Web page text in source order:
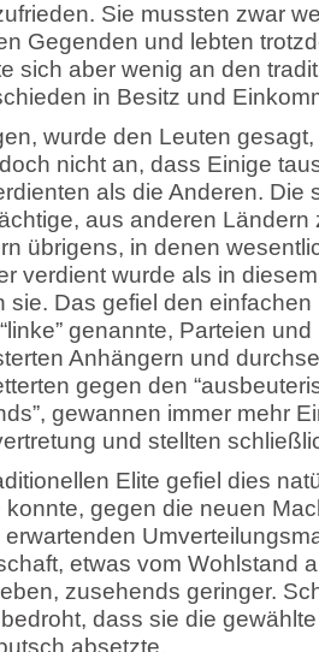
Sie mussten zwar
Gegenden und lebten
sich aber wenig an den
in Besitz und
wurde den Leuten
nicht an, dass Einige
als die Anderen. Die
aus anderen
übrigens, in denen
verdient wurde als in
sie. Das gefiel den
genannte, Parteien
Anhängern und
gegen den
gewannen immer mehr
und stellten
Elite gefiel dies
konnte, gegen die neuen
erwartenden
etwas vom Wohlstand
zusehends geringer.
dass sie die
absetzte.